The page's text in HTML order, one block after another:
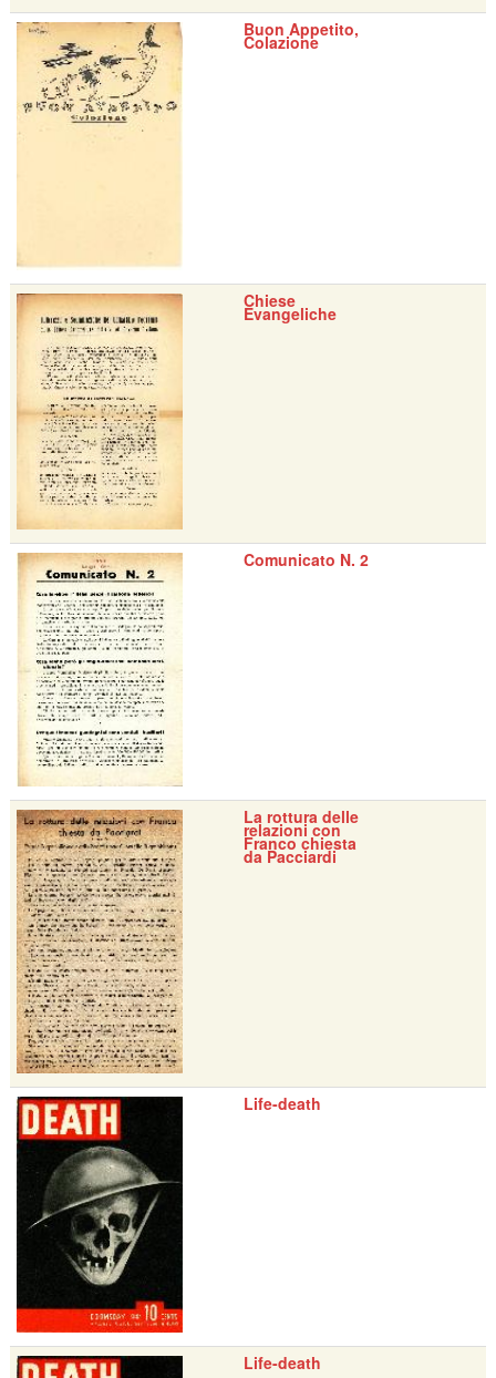
Buon Appetito,
Colazione
Chiese
Evangeliche
Comunicato N. 2
La rottura delle
relazioni con
Franco chiesta
da Pacciardi
Life-death
Life-death